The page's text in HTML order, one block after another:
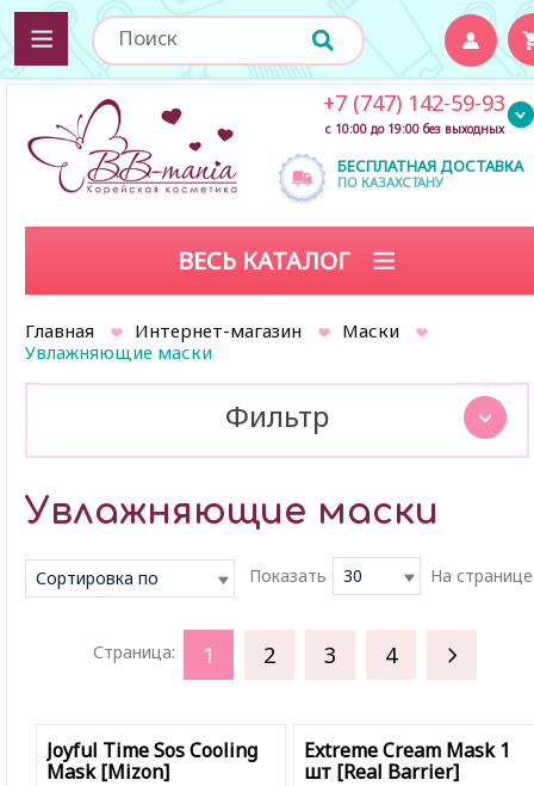
БЕСПЛАТНАЯ ДОСТАВКА
ПО КАЗАХСТАНУ
+7 (747) 142-59-93
с 10:00 до 19:00 без выходных
ВЕСЬ КАТАЛОГ
Главная Интернет-магазин
Маски
Увлажняющие маски
Фильтр
Увлажняющие маски
Сортировка по
умолчанию
Показать 30 На странице
Страница: 1 2 3 4
Joyful Time Sos Cooling
Mask [Mizon]
Extreme Cream Mask 1
шт [Real Barrier]